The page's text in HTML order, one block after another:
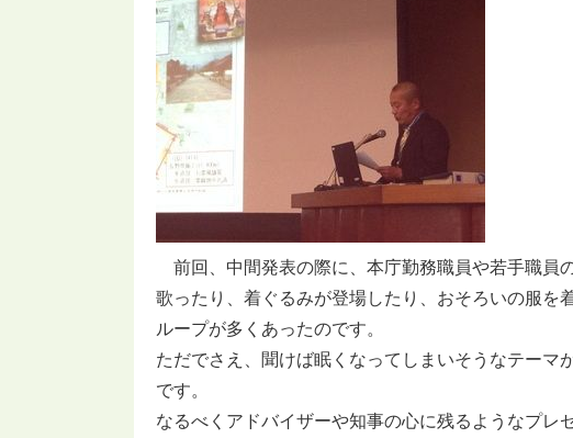
前回、中間発表の際に、本庁勤務職員や若手職員
歌ったり、着ぐるみが登場したり、おそろいの服を
ループが多くあったのです。
ただでさえ、聞けば眠くなってしまいそうなテー
です。
なるべくアドバイザーや知事の心に残るようなプ